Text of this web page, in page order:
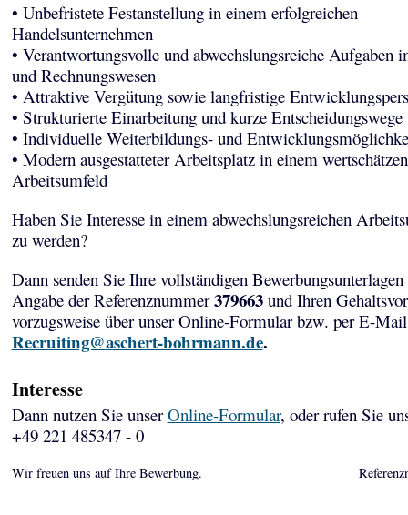
• Unbefristete Festanstellung in einem erfolgreichen
Handelsunternehmen
• Verantwortungsvolle und abwechslungsreiche Aufgaben
und Rechnungswesen
• Attraktive Vergütung sowie langfristige
• Strukturierte Einarbeitung und kurze Entscheidungswege
• Individuelle Weiterbildungs- und
• Modern ausgestatteter Arbeitsplatz in einem
Arbeitsumfeld
Haben Sie Interesse in einem abwechslungsreichen
zu werden?
Dann senden Sie Ihre vollständigen Bewerbungsunterlagen
Angabe der Referenznummer379663und Ihren
vorzugsweise über unser Online-Formular bzw. per E-
Recruiting@aschert-bohrmann.de.
Interesse
Dann nutzen Sie unserOnline-Formular, oder rufen Sie
+49 221 485347 - 0
Wir freuen uns auf Ihre Bewerbung.